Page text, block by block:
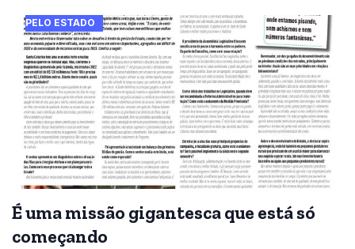
PELO ESTADO
É uma missão gigantesca que está só
começando